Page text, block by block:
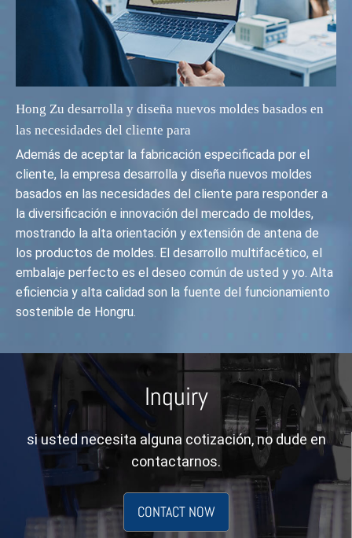
Hong Zu desarrolla y diseña nuevos moldes basados en
las necesidades del cliente para
Además de aceptar la fabricación especificada por el
cliente, la empresa desarrolla y diseña nuevos moldes
basados en las necesidades del cliente para responder a
la diversificación e innovación del mercado de moldes,
mostrando la alta orientación y extensión de antena de
los productos de moldes. El desarrollo multifacético, el
embalaje perfecto es el deseo común de usted y yo. Alta
eficiencia y alta calidad son la fuente del funcionamiento
sostenible de Hongru.
Inquiry
si usted necesita alguna cotización, no dude en
contactarnos.
CONTACT NOW